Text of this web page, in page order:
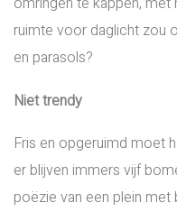
ruimte voor daglicht zou
en parasols?
Niet trendy
Fris en opgeruimd moet
er blijven immers vijf
poëzie van een plein met